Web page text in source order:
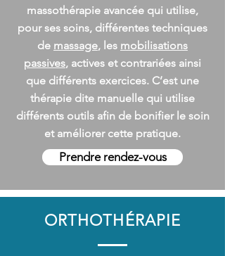
massothérapie avancée qui utilise,
pour ses soins, différentes techniques
de massage, les mobilisations
passives, actives et contrariées ainsi
que différents exercices. C’est une
thérapie dite manuelle qui utilise
différents outils afin de bonifier le soin
et améliorer cette pratique.
Prendre rendez-vous
ORTHOTHÉRAPIE